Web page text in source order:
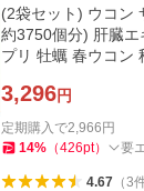
(2袋セット) ウコン
約3750個分) 肝臓
プリ 牡蠣 春ウコン
3,296円
定期購入で2,966円
14% （426pt） 要
4.67（3